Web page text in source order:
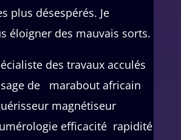
plus désespérés. Je
éloigner des mauvais sorts.
des travaux acculés
de marabout africain
magnétiseur
efficacité rapidité